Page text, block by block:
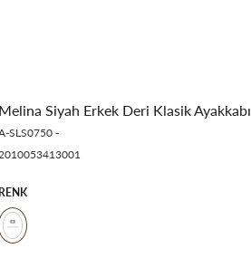
Siyah Erkek Deri Klasik Ayakkabı
SLS0750 -